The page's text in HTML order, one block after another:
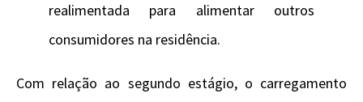
realimentada para alimentar outros
consumidores na residência.
Com relação ao segundo estágio, o carregamento